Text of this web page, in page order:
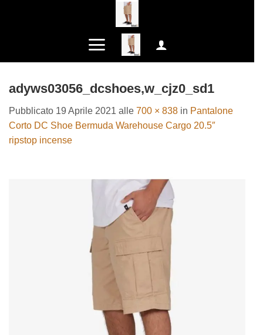
adyws03056_dcshoes,w_cjz0_sd1
Pubblicato 19 Aprile 2021 alle 700 × 838 in Pantalone
Corto DC Shoe Bermuda Warehouse Cargo 20.5″
ripstop incense